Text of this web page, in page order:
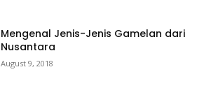
Mengenal Jenis-Jenis Gamelan dari
Nusantara
August 9, 2018